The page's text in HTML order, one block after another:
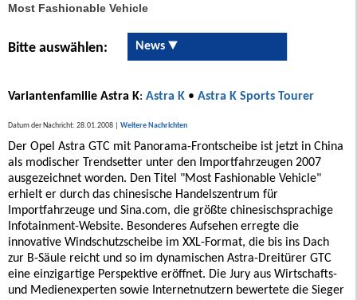
Most Fashionable Vehicle
Bitte auswählen: News
Variantenfamilie Astra K: Astra K • Astra K Sports Tourer
Datum der Nachricht: 28.01.2008 | Weitere Nachrichten
Der Opel Astra GTC mit Panorama-Frontscheibe ist jetzt in China
als modischer Trendsetter unter den Importfahrzeugen 2007
ausgezeichnet worden. Den Titel "Most Fashionable Vehicle"
erhielt er durch das chinesische Handelszentrum für
Importfahrzeuge und Sina.com, die größte chinesischsprachige
Infotainment-Website. Besonderes Aufsehen erregte die
innovative Windschutzscheibe im XXL-Format, die bis ins Dach
zur B-Säule reicht und so im dynamischen Astra-Dreitürer GTC
eine einzigartige Perspektive eröffnet. Die Jury aus Wirtschafts-
und Medienexperten sowie Internetnutzern bewertete die Sieger